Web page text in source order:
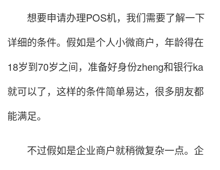
想要申请办理POS机，我们需要了解一下
详细的条件。假如是个人小微商户，年龄得在
18岁到70岁之间，准备好身份zheng和银行ka
就可以了，这样的条件简单易达，很多朋友都
能满足。
不过假如是企业商户就稍微复杂一点。企